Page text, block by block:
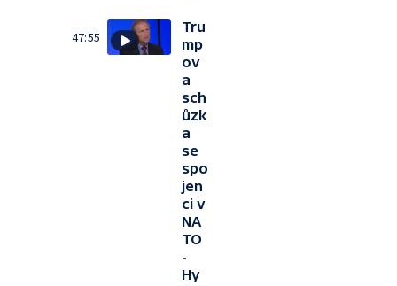
47:55
Tru
mp
ov
a
sch
ůzk
a
se
spo
jen
ci v
NA
TO
-
Hy